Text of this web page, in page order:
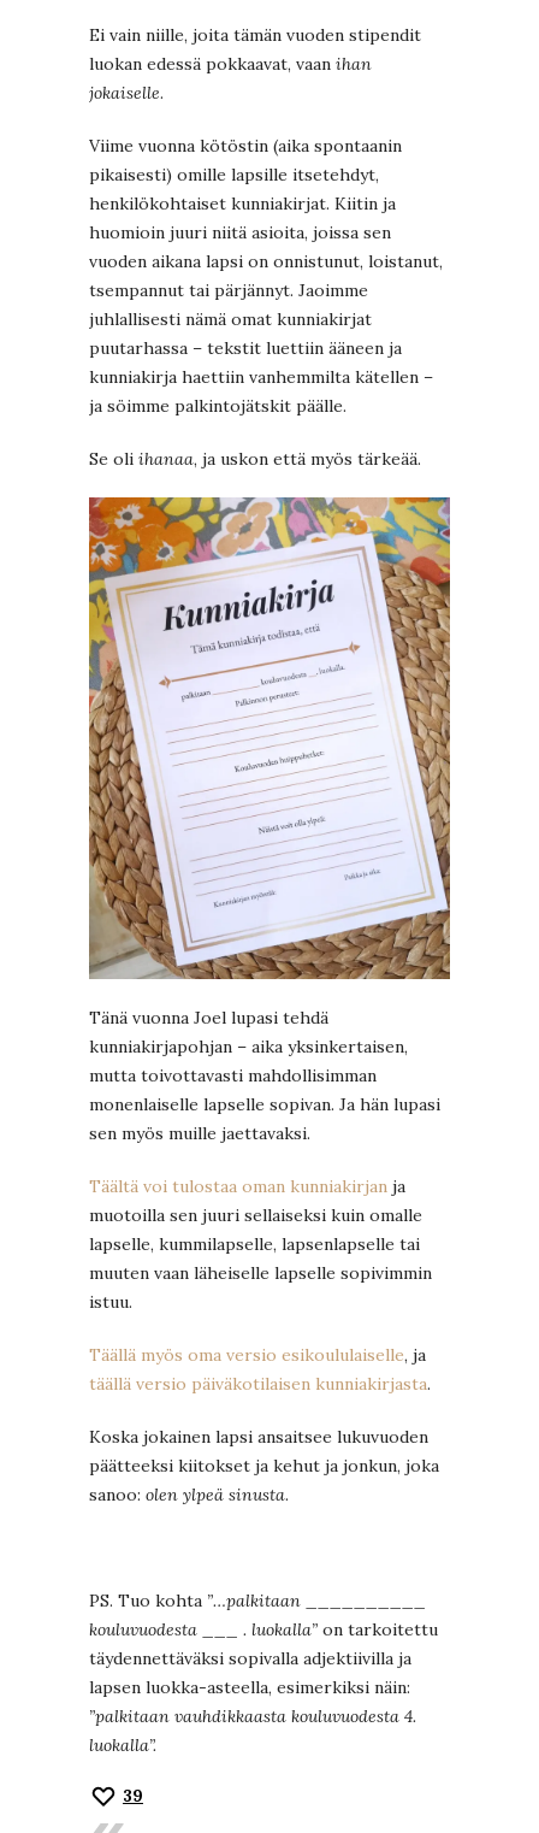
Ei vain niille, joita tämän vuoden stipendit
luokan edessä pokkaavat, vaan ihan
jokaiselle.
Viime vuonna kötöstin (aika spontaanin
pikaisesti) omille lapsille itsetehdyt,
henkilökohtaiset kunniakirjat. Kiitin ja
huomioin juuri niitä asioita, joissa sen
vuoden aikana lapsi on onnistunut, loistanut,
tsempannut tai pärjännyt. Jaoimme
juhlallisesti nämä omat kunniakirjat
puutarhassa – tekstit luettiin ääneen ja
kunniakirja haettiin vanhemmilta kätellen –
ja söimme palkintojätskit päälle.
Se oli ihanaa, ja uskon että myös tärkeää.
Tänä vuonna Joel lupasi tehdä
kunniakirjapohjan – aika yksinkertaisen,
mutta toivottavasti mahdollisimman
monenlaiselle lapselle sopivan. Ja hän lupasi
sen myös muille jaettavaksi.
Täältä voi tulostaa oman kunniakirjan ja
muotoilla sen juuri sellaiseksi kuin omalle
lapselle, kummilapselle, lapsenlapselle tai
muuten vaan läheiselle lapselle sopivimmin
istuu.
Täällä myös oma versio esikoululaiselle, ja
täällä versio päiväkotilaisen kunniakirjasta.
Koska jokainen lapsi ansaitsee lukuvuoden
päätteeksi kiitokset ja kehut ja jonkun, joka
sanoo: olen ylpeä sinusta.
PS. Tuo kohta ”…palkitaan __________
kouluvuodesta ___ . luokalla” on tarkoitettu
täydennettäväksi sopivalla adjektiivilla ja
lapsen luokka-asteella, esimerkiksi näin:
”palkitaan vauhdikkaasta kouluvuodesta 4.
luokalla”.
39